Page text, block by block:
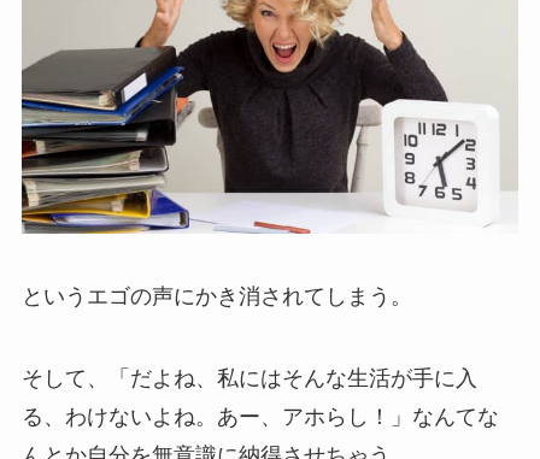
というエゴの声にかき消されてしまう。
そして、「だよね、私にはそんな生活が手に入
る、わけないよね。あー、アホらし！」なんてな